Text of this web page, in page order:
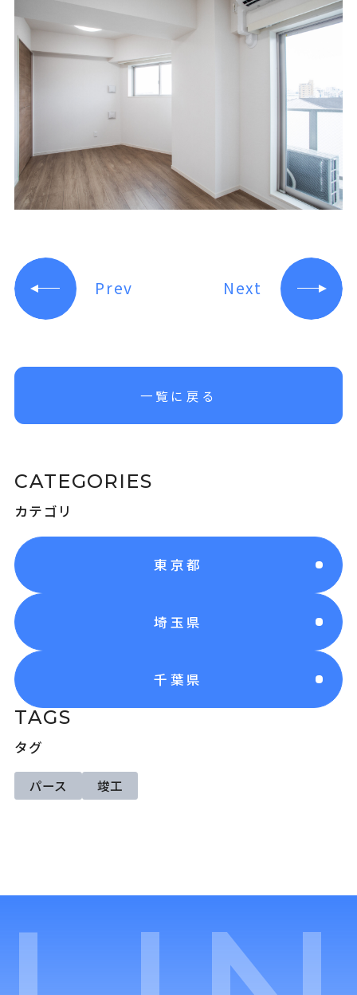
Prev Next
一覧に戻る
CATEGORIES
カテゴリ
東京都
埼玉県
千葉県
TAGS
タグ
パース 竣工